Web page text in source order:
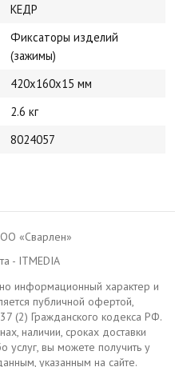
КЕДР
Фиксаторы изделий
(зажимы)
420х160х15 мм
2.6 кг
8024057
«Сварлен»
- ITMEDIA
информационный характер и
публичной офертой,
(2) Гражданского кодекса РФ.
наличии, сроках доставки
услуг, вы можете получить у
указанным на сайте.